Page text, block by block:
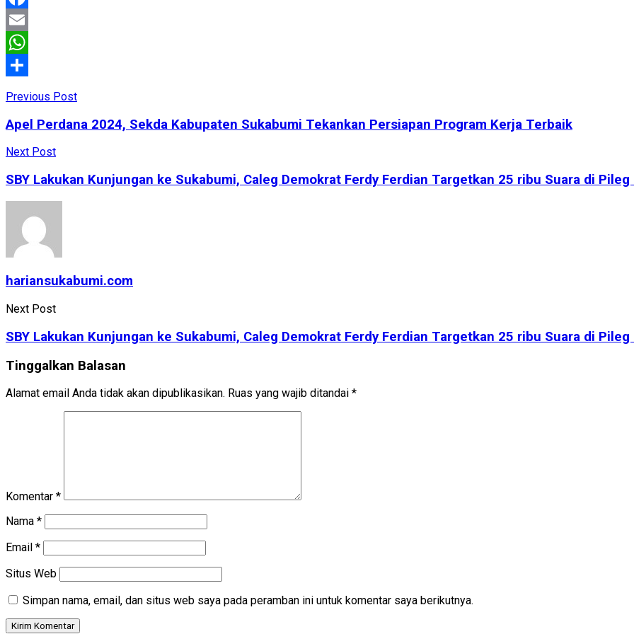
Facebook
Email
WhatsApp
Previous Post
Apel Perdana 2024, Sekda Kabupaten Sukabumi Tekankan Persiapan Program Kerja Terbaik
Next Post
SBY Lakukan Kunjungan ke Sukabumi, Caleg Demokrat Ferdy Ferdian Targetkan 25 ribu Suara di Pileg
hariansukabumi.com
Next Post
SBY Lakukan Kunjungan ke Sukabumi, Caleg Demokrat Ferdy Ferdian Targetkan 25 ribu Suara di Pileg
Tinggalkan Balasan
Alamat email Anda tidak akan dipublikasikan. Ruas yang wajib ditandai *
Komentar *
Nama *
Email *
Situs Web
Simpan nama, email, dan situs web saya pada peramban ini untuk komentar saya berikutnya.